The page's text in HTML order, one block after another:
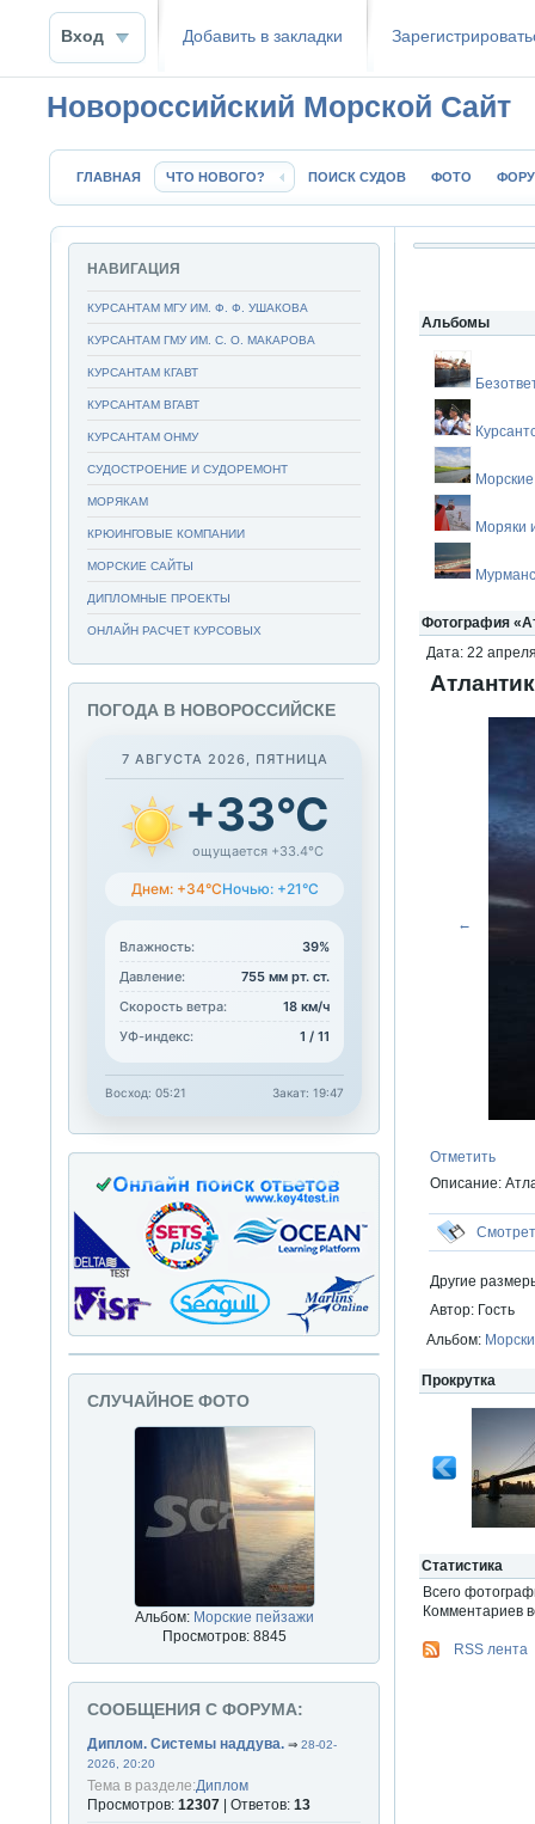
Вход Добавить в закладки
Новороссийский Морской Сайт
ГЛАВНАЯ ЧТО НОВОГО? ПОИСК СУДОВ ФОТО
Альбомы
Моряки
Фотография
Дата: 22
←
Отметить
Описание:
Другие
Автор: Гость
Альбом:
Прокрутка
Статистика
Всего
Комментариев
RSS лента
НАВИГАЦИЯ
КУРСАНТАМ МГУ ИМ. Ф. Ф. УШАКОВА
КУРСАНТАМ ГМУ ИМ. С. О. МАКАРОВА
КУРСАНТАМ КГАВТ
КУРСАНТАМ ВГАВТ
КУРСАНТАМ ОНМУ
СУДОСТРОЕНИЕ И СУДОРЕМОНТ
МОРЯКАМ
КРЮИНГОВЫЕ КОМПАНИИ
МОРСКИЕ САЙТЫ
ДИПЛОМНЫЕ ПРОЕКТЫ
ОНЛАЙН РАСЧЕТ КУРСОВЫХ
ПОГОДА В НОВОРОССИЙСКЕ
7 АВГУСТА 2026, ПЯТНИЦА
+33°C
ощущается +33.4°C
Днем: +34°CНочью: +21°C
Влажность:
39%
Давление:
755 мм рт. ст.
Скорость ветра:
18 км/ч
УФ-индекс:
1 / 11
Восход: 05:21 Закат: 19:47
СЛУЧАЙНОЕ ФОТО
Альбом: Морские пейзажи
Просмотров: 8845
СООБЩЕНИЯ С ФОРУМА:
Диплом. Системы наддува. ⇒28-02-
2026, 20:20
Тема в разделе:Диплом
Просмотров:12307 | Ответов:13